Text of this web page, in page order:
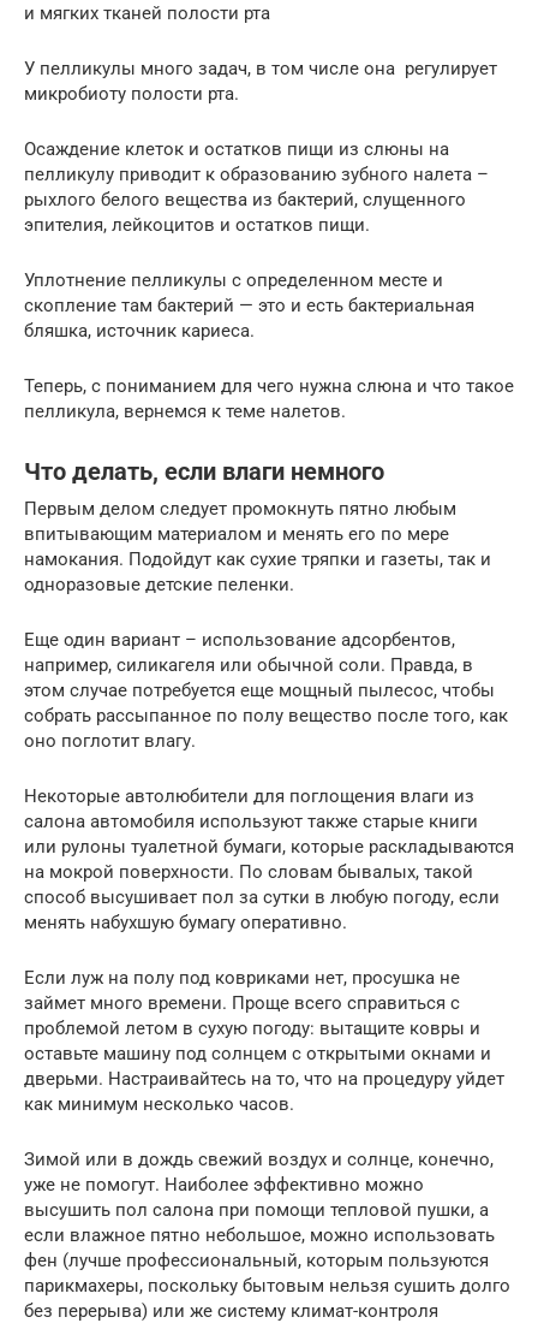
и мягких тканей полости рта
У пелликулы много задач, в том числе она регулирует
микробиоту полости рта.
Осаждение клеток и остатков пищи из слюны на
пелликулу приводит к образованию зубного налета –
рыхлого белого вещества из бактерий, слущенного
эпителия, лейкоцитов и остатков пищи.
Уплотнение пелликулы с определенном месте и
скопление там бактерий — это и есть бактериальная
бляшка, источник кариеса.
Теперь, с пониманием для чего нужна слюна и что такое
пелликула, вернемся к теме налетов.
Что делать, если влаги немного
Первым делом следует промокнуть пятно любым
впитывающим материалом и менять его по мере
намокания. Подойдут как сухие тряпки и газеты, так и
одноразовые детские пеленки.
Еще один вариант – использование адсорбентов,
например, силикагеля или обычной соли. Правда, в
этом случае потребуется еще мощный пылесос, чтобы
собрать рассыпанное по полу вещество после того, как
оно поглотит влагу.
Некоторые автолюбители для поглощения влаги из
салона автомобиля используют также старые книги
или рулоны туалетной бумаги, которые раскладываются
на мокрой поверхности. По словам бывалых, такой
способ высушивает пол за сутки в любую погоду, если
менять набухшую бумагу оперативно.
Если луж на полу под ковриками нет, просушка не
займет много времени. Проще всего справиться с
проблемой летом в сухую погоду: вытащите ковры и
оставьте машину под солнцем с открытыми окнами и
дверьми. Настраивайтесь на то, что на процедуру уйдет
как минимум несколько часов.
Зимой или в дождь свежий воздух и солнце, конечно,
уже не помогут. Наиболее эффективно можно
высушить пол салона при помощи тепловой пушки, а
если влажное пятно небольшое, можно использовать
фен (лучше профессиональный, которым пользуются
парикмахеры, поскольку бытовым нельзя сушить долго
без перерыва) или же систему климат-контроля